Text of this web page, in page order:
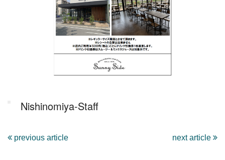
Nishinomiya-Staff
previous article next article